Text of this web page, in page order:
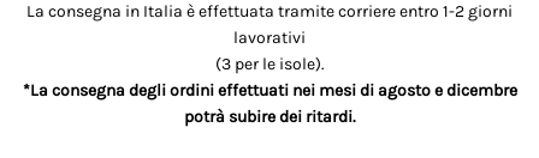
La consegna in Italia è effettuata tramite corriere entro 1-2 giorni
lavorativi
(3 per le isole).
*La consegna degli ordini effettuati nei mesi di agosto e dicembre
potrà subire dei ritardi.